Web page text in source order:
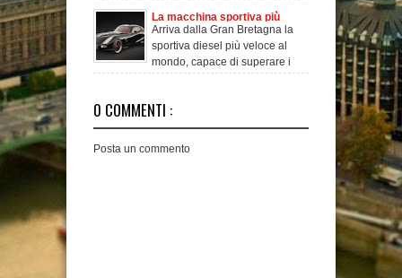
La macchina sportiva più
veloce del mondo
Arriva dalla Gran Bretagna la
sportiva diesel più veloce al
mondo, capace di superare i
0 COMMENTI :
Posta un commento